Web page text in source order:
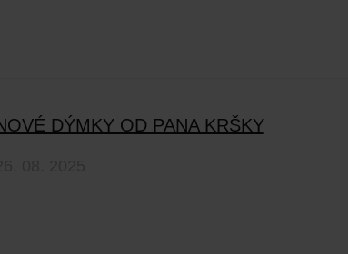
DÝMKY OD PANA KRŠKY